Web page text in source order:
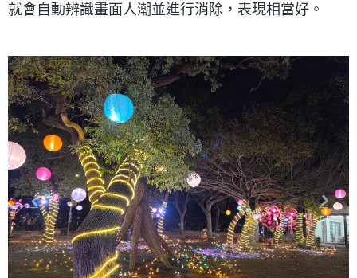
就會自動辨識畫面人潮並進行消除，表現相當好。